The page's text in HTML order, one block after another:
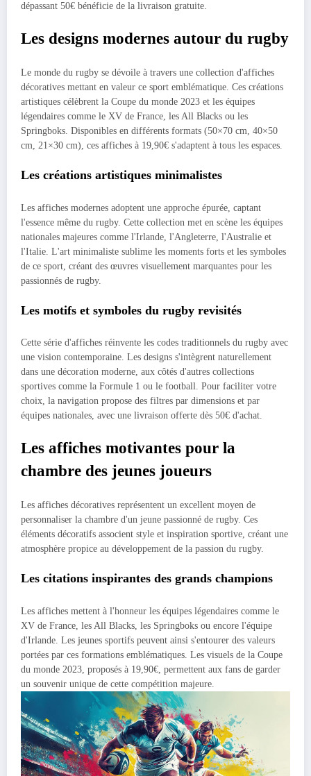
dépassant 50€ bénéficie de la livraison gratuite.
Les designs modernes autour du rugby
Le monde du rugby se dévoile à travers une collection d'affiches
décoratives mettant en valeur ce sport emblématique. Ces créations
artistiques célèbrent la Coupe du monde 2023 et les équipes
légendaires comme le XV de France, les All Blacks ou les
Springboks. Disponibles en différents formats (50×70 cm, 40×50
cm, 21×30 cm), ces affiches à 19,90€ s'adaptent à tous les espaces.
Les créations artistiques minimalistes
Les affiches modernes adoptent une approche épurée, captant
l'essence même du rugby. Cette collection met en scène les équipes
nationales majeures comme l'Irlande, l'Angleterre, l'Australie et
l'Italie. L'art minimaliste sublime les moments forts et les symboles
de ce sport, créant des œuvres visuellement marquantes pour les
passionnés de rugby.
Les motifs et symboles du rugby revisités
Cette série d'affiches réinvente les codes traditionnels du rugby avec
une vision contemporaine. Les designs s'intègrent naturellement
dans une décoration moderne, aux côtés d'autres collections
sportives comme la Formule 1 ou le football. Pour faciliter votre
choix, la navigation propose des filtres par dimensions et par
équipes nationales, avec une livraison offerte dès 50€ d'achat.
Les affiches motivantes pour la
chambre des jeunes joueurs
Les affiches décoratives représentent un excellent moyen de
personnaliser la chambre d'un jeune passionné de rugby. Ces
éléments décoratifs associent style et inspiration sportive, créant une
atmosphère propice au développement de la passion du rugby.
Les citations inspirantes des grands champions
Les affiches mettent à l'honneur les équipes légendaires comme le
XV de France, les All Blacks, les Springboks ou encore l'équipe
d'Irlande. Les jeunes sportifs peuvent ainsi s'entourer des valeurs
portées par ces formations emblématiques. Les visuels de la Coupe
du monde 2023, proposés à 19,90€, permettent aux fans de garder
un souvenir unique de cette compétition majeure.